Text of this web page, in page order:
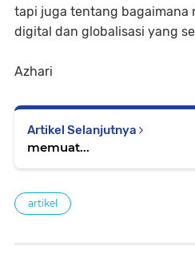
tapi juga tentang bagaimana
digital dan globalisasi yang
Azhari
Artikel Selanjutnya
memuat...
artikel